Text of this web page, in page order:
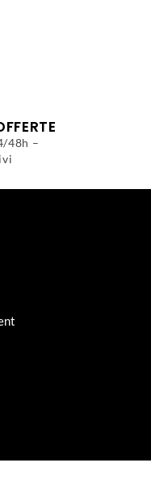
48h –